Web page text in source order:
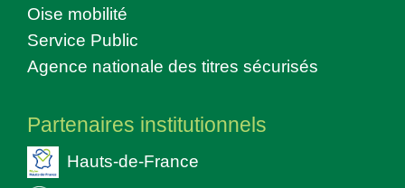
Oise mobilité
Service Public
Agence nationale des titres sécurisés
Partenaires institutionnels
Hauts-de-France